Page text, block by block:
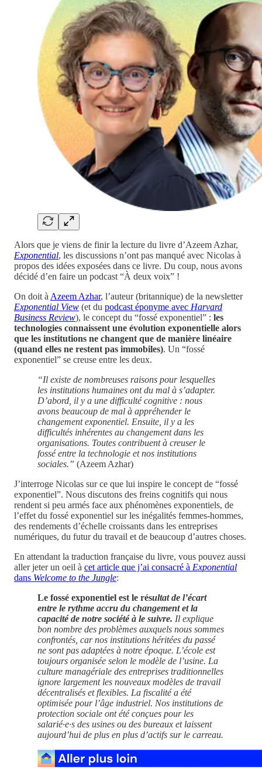
Alors que je viens de finir la lecture du livre d’Azeem Azhar,
Exponential, les discussions n’ont pas manqué avec Nicolas à
propos des idées exposées dans ce livre. Du coup, nous avons
décidé d’en faire un podcast “À deux voix” !
On doit à Azeem Azhar, l’auteur (britannique) de la newsletter
Exponential View (et du podcast éponyme avec Harvard
Business Review), le concept du “fossé exponentiel” : les
technologies connaissent une évolution exponentielle alors
que les institutions ne changent que de manière linéaire
(quand elles ne restent pas immobiles). Un “fossé
exponentiel” se creuse entre les deux.
“Il existe de nombreuses raisons pour lesquelles
les institutions humaines ont du mal à s’adapter.
D’abord, il y a une difficulté cognitive : nous
avons beaucoup de mal à appréhender le
changement exponentiel. Ensuite, il y a les
difficultés inhérentes au changement dans les
organisations. Toutes contribuent à creuser le
fossé entre la technologie et nos institutions
sociales.” (Azeem Azhar)
J’interroge Nicolas sur ce que lui inspire le concept de “fossé
exponentiel”. Nous discutons des freins cognitifs qui nous
rendent si peu armés face aux phénomènes exponentiels, de
l’effet du fossé exponentiel sur les inégalités femmes-hommes,
des rendements d’échelle croissants dans les entreprises
numériques, du futur du travail et de beaucoup d’autres choses.
En attendant la traduction française du livre, vous pouvez aussi
aller jeter un oeil à cet article que j’ai consacré à Exponential
dans Welcome to the Jungle:
Le fossé exponentiel est le résultat de l’écart
entre le rythme accru du changement et la
capacité de notre société à le suivre. Il explique
bon nombre des problèmes auxquels nous sommes
confrontés, car nos institutions héritées du passé
ne sont pas adaptées à notre époque. L’école est
toujours organisée selon le modèle de l’usine. La
culture managériale des entreprises traditionnelles
ignore largement les nouveaux modèles de travail
décentralisés et flexibles. La fiscalité a été
optimisée pour l’âge industriel. Nos institutions de
protection sociale ont été conçues pour les
salarié·e·s des usines ou des bureaux et laissent
aujourd’hui de plus en plus d’actifs sur le carreau.